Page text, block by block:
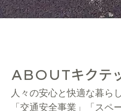
ABOUTキクテ
人々の安心と快適な暮ら
「交通安全事業」「スペ